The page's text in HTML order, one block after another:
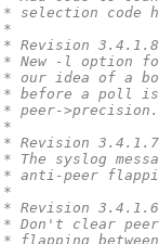
* selection code
*
* Revision
* New -l option
* our idea of a
* before a poll is
* peer->precision.
*
* Revision
* The syslog
* anti-peer
*
* Revision
* Don't clear
* flapping